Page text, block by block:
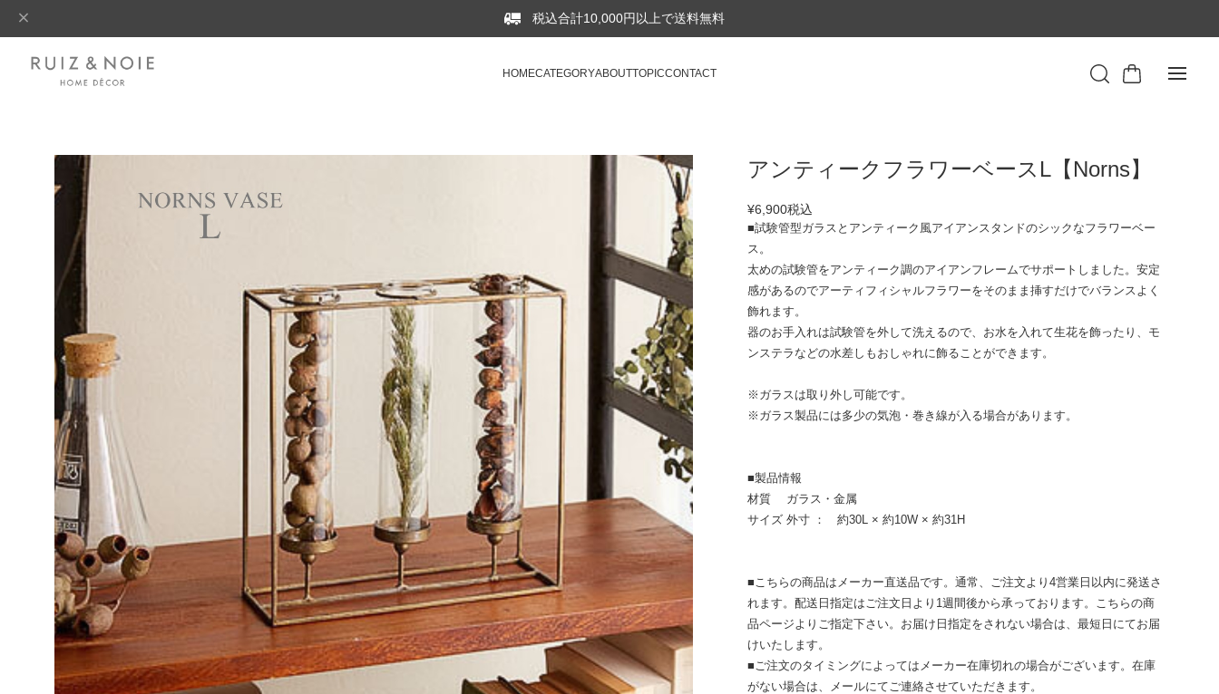
税込合計10,000円以上で送料無料
HOMECATEGORYABOUTTOPICCONTACT
アンティークフラワーベースL【Norns】
¥6,900税込
■試験管型ガラスとアンティーク風アイアンスタンドのシックなフラワーベー
ス。
太めの試験管をアンティーク調のアイアンフレームでサポートしました。安定
感があるのでアーティフィシャルフラワーをそのまま挿すだけでバランスよく
飾れます。
器のお手入れは試験管を外して洗えるので、お水を入れて生花を飾ったり、モ
ンステラなどの水差しもおしゃれに飾ることができます。
※ガラスは取り外し可能です。
※ガラス製品には多少の気泡・巻き線が入る場合があります。
■製品情報
材質 ガラス・金属
サイズ 外寸 ： 約30L × 約10W × 約31H
■こちらの商品はメーカー直送品です。通常、ご注文より4営業日以内に発送さ
れます。配送日指定はご注文日より1週間後から承っております。こちらの商
品ページよりご指定下さい。お届け日指定をされない場合は、最短日にてお届
けいたします。
■ご注文のタイミングによってはメーカー在庫切れの場合がございます。在庫
がない場合は、メールにてご連絡させていただきます。